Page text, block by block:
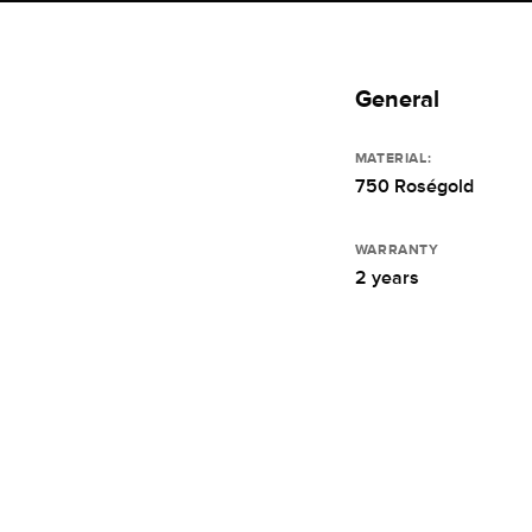
General
MATERIAL:
750 Roségold
WARRANTY
2 years